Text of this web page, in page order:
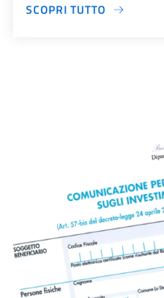
SCOPRI TUTTO